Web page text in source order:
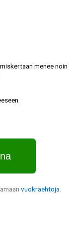
menee noin
vuokraehtoja